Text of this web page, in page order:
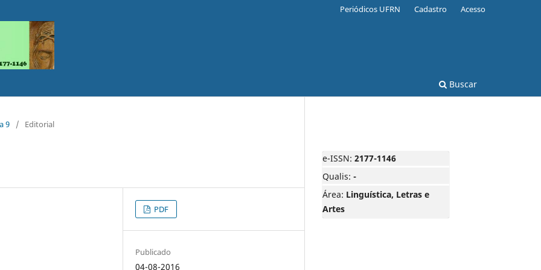
Buscar
Periódicos UFRN Cadastro Acesso
9 / Editorial
PDF
Publicado
04-08-2016
e-ISSN: 2177-1146
Qualis: -
Área: Linguística, Letras e
Artes